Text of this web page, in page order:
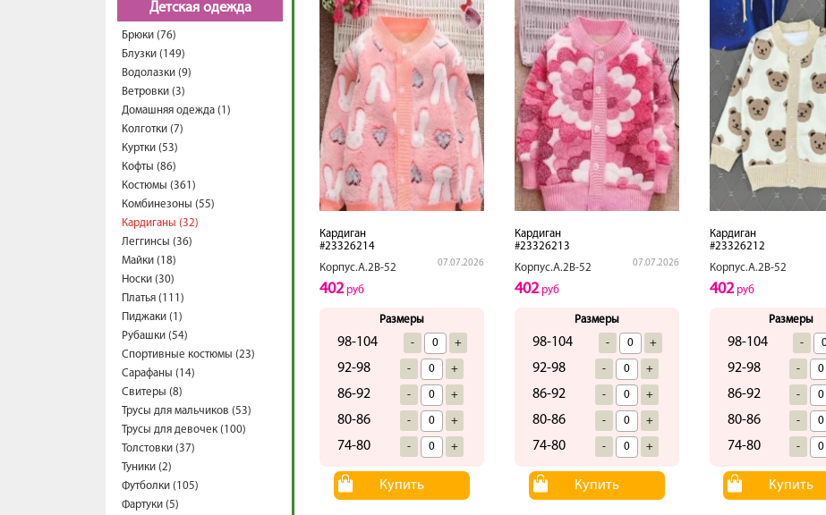
Детская одежда
Брюки (76)
Блузки (149)
Водолазки (9)
Ветровки (3)
Домашняя одежда (1)
Колготки (7)
Куртки (53)
Кофты (86)
Костюмы (361)
Комбинезоны (55)
Кардиганы (32)
Леггинсы (36)
Майки (18)
Носки (30)
Платья (111)
Пиджаки (1)
Рубашки (54)
Спортивные костюмы (23)
Сарафаны (14)
Свитеры (8)
Трусы для мальчиков (53)
Трусы для девочек (100)
Толстовки (37)
Туники (2)
Футболки (105)
Фартуки (5)
Кардиган
#23326214
Корпус.А.2В-52
07.07.2026
402руб
Размеры
98-104 - +
92-98 - +
86-92 - +
80-86 - +
74-80 - +
Купить
Кардиган
#23326213
Корпус.А.2В-52
07.07.2026
402руб
Размеры
98-104 - +
92-98 - +
86-92 - +
80-86 - +
74-80 - +
Купить
Кардиган
#23326212
Корпус.А.2В-52
402руб
Размеры
98-104 -
92-98 -
86-92 -
80-86 -
74-80 -
Купить